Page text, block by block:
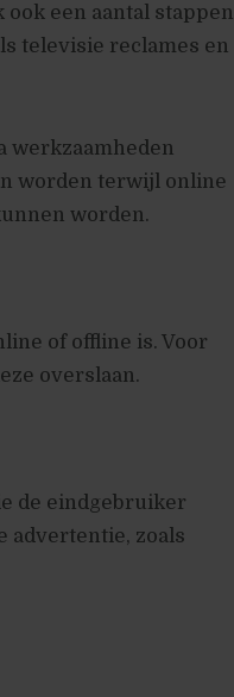
een aantal stappen
televisie reclames en
werkzaamheden
worden terwijl online
worden.
of offline is. Voor
overslaan.
de eindgebruiker
advertentie, zoals